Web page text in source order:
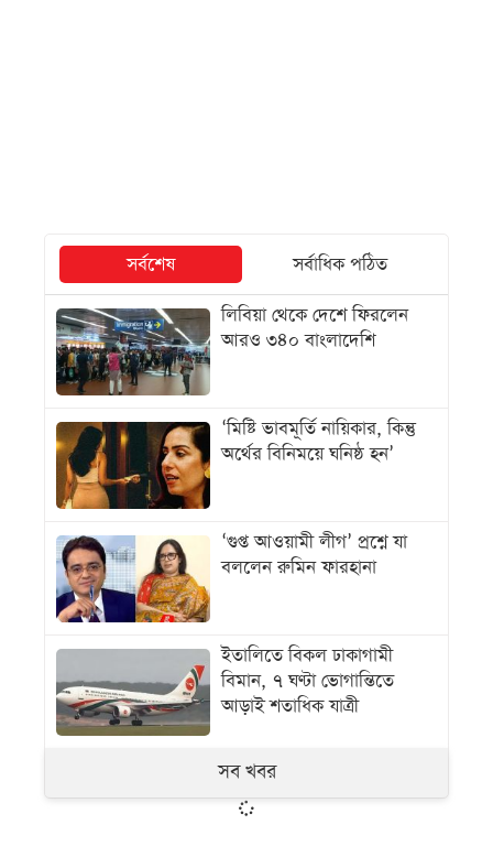
সর্বশেষ
সর্বাধিক পঠিত
লিবিয়া থেকে দেশে ফিরলেন
আরও ৩৪০ বাংলাদেশি
‘মিষ্টি ভাবমূর্তি নায়িকার, কিন্তু
অর্থের বিনিময়ে ঘনিষ্ঠ হন’
‘গুপ্ত আওয়ামী লীগ’ প্রশ্নে যা
বললেন রুমিন ফারহানা
ইতালিতে বিকল ঢাকাগামী
বিমান, ৭ ঘণ্টা ভোগান্তিতে
আড়াই শতাধিক যাত্রী
সব খবর